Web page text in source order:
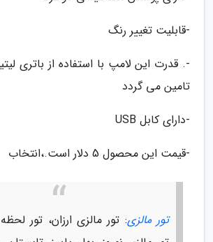
-قابلیت تغییر رنگ
-. قدرت این لامپ با استفاده از باتری
تامین می گردد
-دارای کابل USB
-قیمت این محصول 5 دلار است.،انتخاب
تور مالزی: تور مالزی ارزان، تور